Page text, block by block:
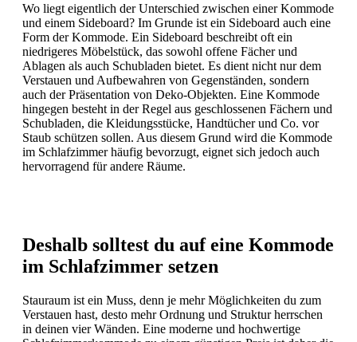
Wo liegt eigentlich der Unterschied zwischen einer Kommode
und einem Sideboard? Im Grunde ist ein Sideboard auch eine
Form der Kommode. Ein Sideboard beschreibt oft ein
niedrigeres Möbelstück, das sowohl offene Fächer und
Ablagen als auch Schubladen bietet. Es dient nicht nur dem
Verstauen und Aufbewahren von Gegenständen, sondern
auch der Präsentation von Deko-Objekten. Eine Kommode
hingegen besteht in der Regel aus geschlossenen Fächern und
Schubladen, die Kleidungsstücke, Handtücher und Co. vor
Staub schützen sollen. Aus diesem Grund wird die Kommode
im Schlafzimmer häufig bevorzugt, eignet sich jedoch auch
hervorragend für andere Räume.
Deshalb solltest du auf eine Kommode
im Schlafzimmer setzen
Stauraum ist ein Muss, denn je mehr Möglichkeiten du zum
Verstauen hast, desto mehr Ordnung und Struktur herrschen
in deinen vier Wänden. Eine moderne und hochwertige